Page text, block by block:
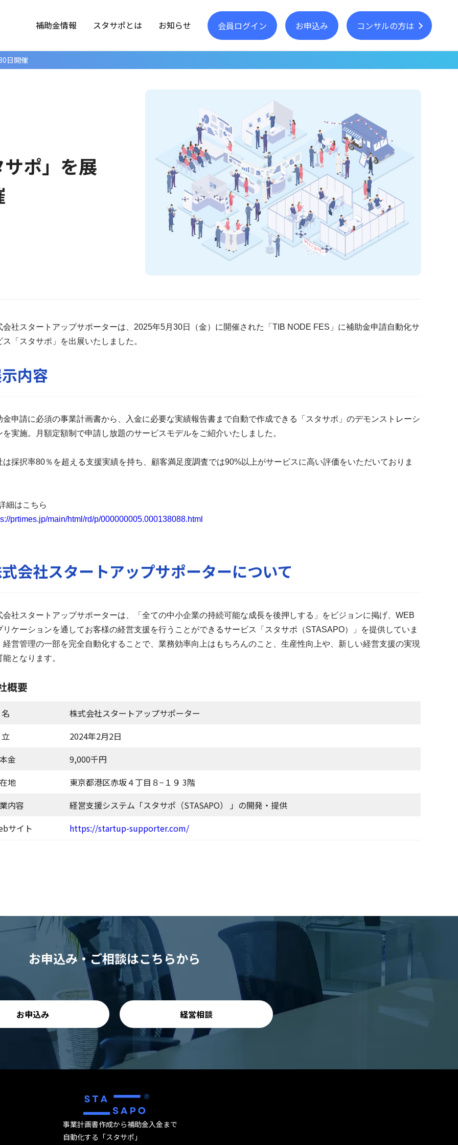
補助金情報 スタサポとは お知らせ 会員ログイン お申込み コンサルの方は
日開催
ポ」を展
会社スタートアップサポーターは、2025年5月30日（金）に開催された「TIB NODE FES」に補助金申請自動化サ
ス「スタサポ」
を出展いたしました。
内容
金申請に必須の事業計画書から、 入金に必要な実績報告書まで自動で作成できる「スタサポ」 のデモンストレーシ
を実施。
月額定額制で申請し放題のサービスモデルをご紹介いたしました。
は採択率80％を超える支援実績を持ち、 顧客満足度調査では90%以上がサービスに高い評価をいただいておりま
細はこちら
prtimes.jp/main/html/rd/p/000000005.000138088.html
会社スタートアップサポーターについて
会社スタートアップサポーターは、「全ての中小企業の持続可能な成長を後押しする」をビジョンに掲げ、WEB
リケーションを通してお客様の経営支援を行うことができるサービス「スタサポ（STASAPO）」を提供していま
経営管理の一部を完全自動化することで、業務効率向上はもちろんのこと、生産性向上や、新しい経営支援の実現
能となります。
概要
株式会社スタートアップサポーター
2024年2月2日
金
9,000千円
地
東京都港区赤坂４丁目８−１９ 3階
内容
経営支援システム「スタサポ（STASAPO） 」の開発・提供
サイト
https://startup-supporter.com/
お申込み・ご相談はこちらから
お申込み 経営相談
🄬
事業計画書作成から補助金入金まで
自動化する「スタサポ」